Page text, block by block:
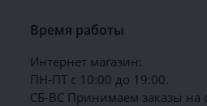
Время работы
Интернет магазин:
ПН-ПТ с 10:00 до 19:00.
СБ-ВС Принимаем заказы на